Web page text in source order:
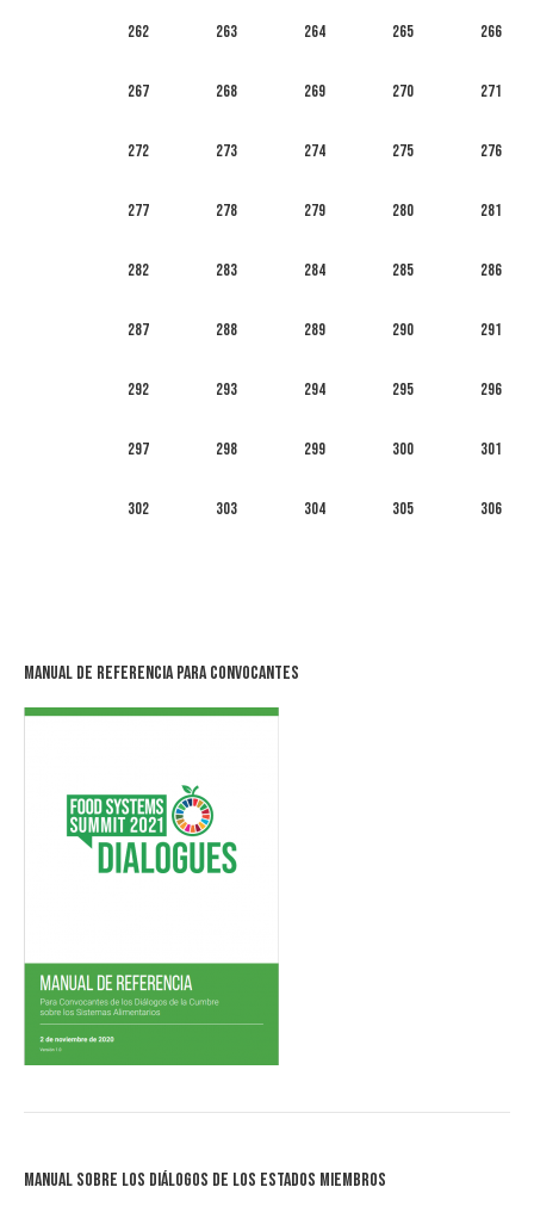
262 263 264 265 266
267 268 269 270 271
272 273 274 275 276
277 278 279 280 281
282 283 284 285 286
287 288 289 290 291
292 293 294 295 296
297 298 299 300 301
302 303 304 305 306
Manual de Referencia para Convocantes
Manual sobre los Diálogos de los Estados Miembros